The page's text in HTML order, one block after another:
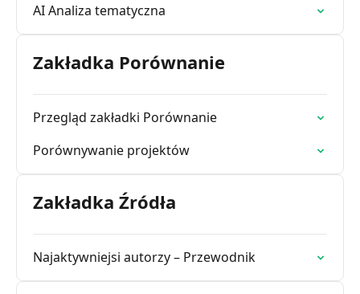
AI Analiza tematyczna
Zakładka Porównanie
Przegląd zakładki Porównanie
Porównywanie projektów
Zakładka Źródła
Najaktywniejsi autorzy – Przewodnik